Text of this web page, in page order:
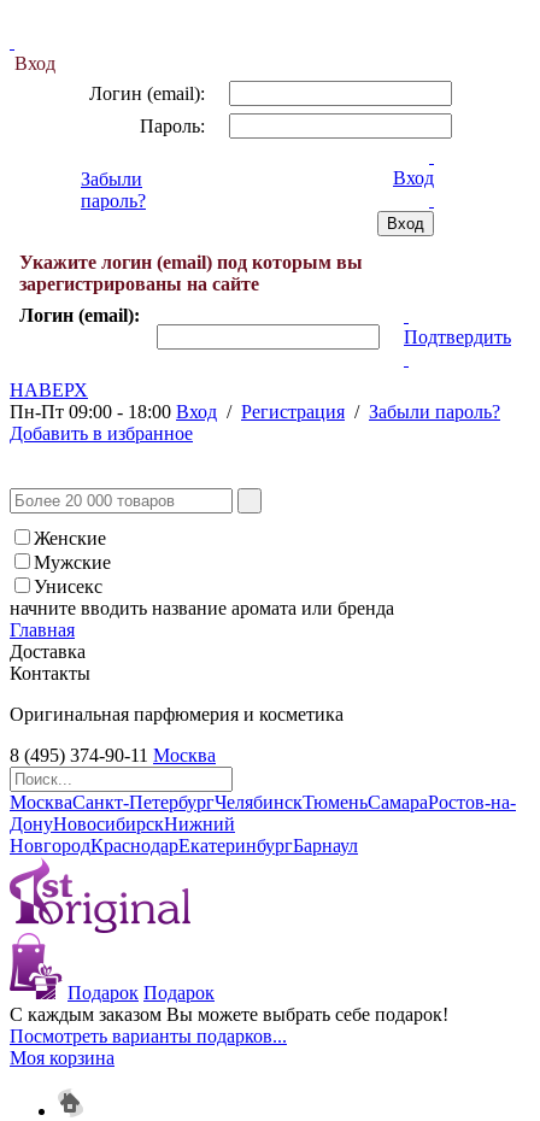
Вход
Логин (email):
Пароль:
Забыли
пароль?
Вход
Укажите логин (email) под которым вы
зарегистрированы на сайте
Логин (email):
Подтвердить
НАВЕРХ
Пн-Пт 09:00 - 18:00 Вход / Регистрация / Забыли пароль?
Добавить в избранное
Женские
Мужские
Унисекс
начните вводить название аромата или бренда
Главная
Доставка
Контакты
Оригинальная парфюмерия и косметика
8 (495) 374-90-11 Москва
МоскваСанкт-ПетербургЧелябинскТюменьСамараРостов-на-
ДонуНовосибирскНижний
НовгородКраснодарЕкатеринбургБарнаул
Подарок Подарок
С каждым заказом Вы можете выбрать себе подарок!
Посмотреть варианты подарков...
Моя корзина